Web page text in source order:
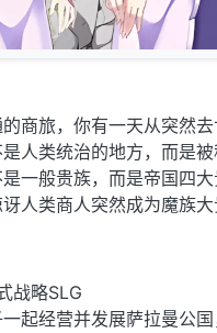
商旅，你有一天从突然
人类统治的地方，而是
一般贵族，而是帝国四大
人类商人突然成为魔族
战略SLG
起经营并发展萨拉曼公